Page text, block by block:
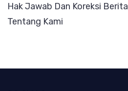
Hak Jawab Dan Koreksi Berita
Tentang Kami